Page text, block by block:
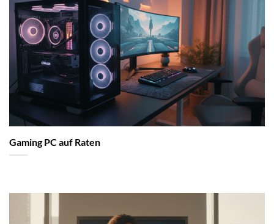
Gaming PC auf Raten